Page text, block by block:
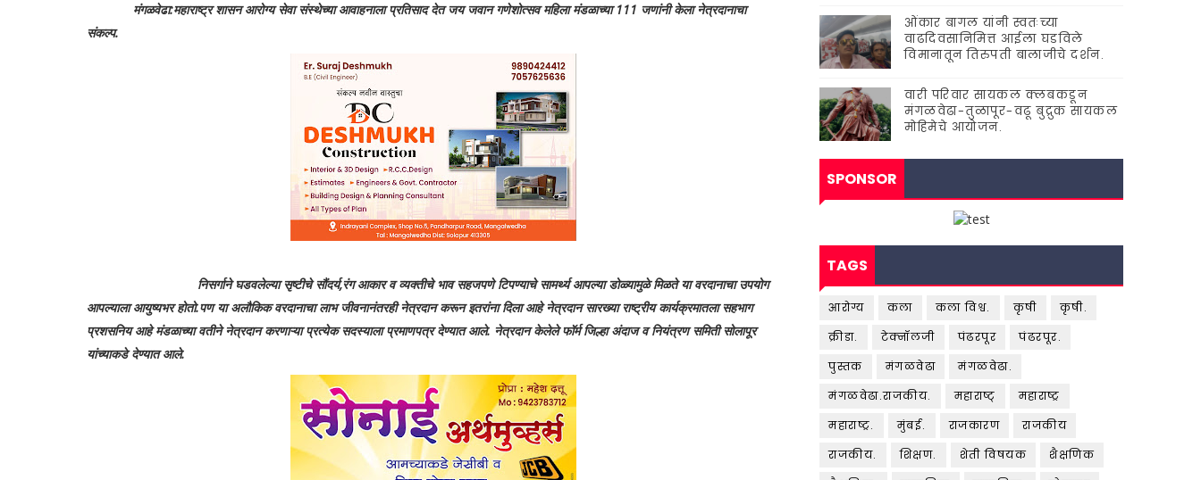
मंगळवेढा:महाराष्ट्र शासन आरोग्य सेवा संस्थेच्या आवाहनाला प्रतिसाद देत जय जवान गणेशोत्सव महिला मंडळाच्या 111 जणांनी केला नेत्रदानाचा
संकल्प.
निसर्गाने घडवलेल्या सृष्टीचे सौंदर्य‌,रंग आकार व व्यक्तीचे भाव सहजपणे टिपण्याचे सामर्थ्य आपल्या डोळ्यामुळे मिळते या वरदानाचा उपयोग
आपल्याला आयुष्यभर होतो.पण या अलौकिक वरदानाचा लाभ जीवनानंतरही नेत्रदान करून इतरांना दिला आहे नेत्रदान सारख्या राष्ट्रीय कार्यक्रमातला सहभाग
प्रशसनिय आहे मंडळाच्या वतीने नेत्रदान करणाऱ्या प्रत्येक सदस्याला प्रमाणपत्र देण्यात आले. नेत्रदान केलेले फॉर्म जिल्हा अंदाज व नियंत्रण समिती सोलापूर
यांच्याकडे देण्यात आले.
ओंकार बागल यांनी स्वतःच्या
वाढदिवसानिमित्त आईला घडविले
विमानातून तिरुपती बालाजीचे दर्शन.
वारी परिवार सायकल क्लबकडून
मंगळवेढा-तुळापूर-वढू बुद्रुक सायकल
मोहिमेचे आयोजन.
SPONSOR
TAGS
आरोग्य कला कला विश्व. कृषी
कृषी.
क्रीडा.
टेक्नॉलजी पंढरपूर
पंढरपूर.
पुस्तक
मंगळवेढा
मंगळवेढा.
मंगळवेढा.राजकीय.
महाराष्ट्
महाराष्ट्र
महाराष्ट्र.
मुंबई. राजकारण
राजकीय
राजकीय.
शिक्षण. शेती विषयक
शैक्षणिक